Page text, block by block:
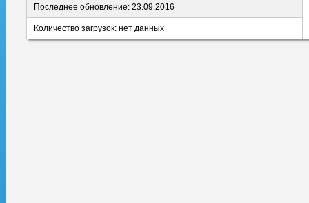
Последнее обновление: 23.09.2016
Количество загрузок: нет данных